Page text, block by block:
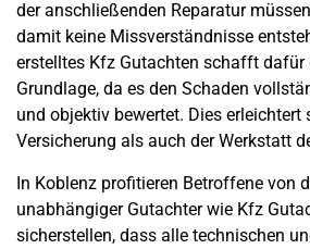
der anschließenden Reparatur
damit keine Missverständnisse
erstelltes Kfz Gutachten schafft dafür
Grundlage, da es den Schaden
und objektiv bewertet. Dies erleichtert
Versicherung als auch der Werkstatt
In Koblenz profitieren Betroffene von
unabhängiger Gutachter wie Kfz
sicherstellen, dass alle technischen